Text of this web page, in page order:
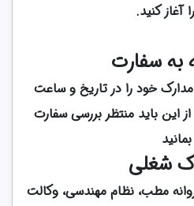
آغاز کنید.
به سفارت
خود را در تاریخ و ساعت
باید منتظر بررسی سفارت
بمانید
شغلی
مطب، نظام مهندسی، وکالت